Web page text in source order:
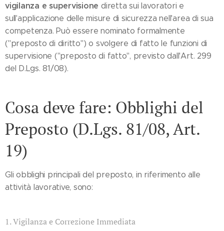
vigilanza e supervisione diretta sui lavoratori e
sull'applicazione delle misure di sicurezza nell'area di sua
competenza. Può essere nominato formalmente
("preposto di diritto") o svolgere di fatto le funzioni di
supervisione ("preposto di fatto", previsto dall'Art. 299
del D.Lgs. 81/08).
Cosa deve fare: Obblighi del
Preposto (D.Lgs. 81/08, Art.
19)
Gli obblighi principali del preposto, in riferimento alle
attività lavorative, sono:
1. Vigilanza e Correzione Immediata